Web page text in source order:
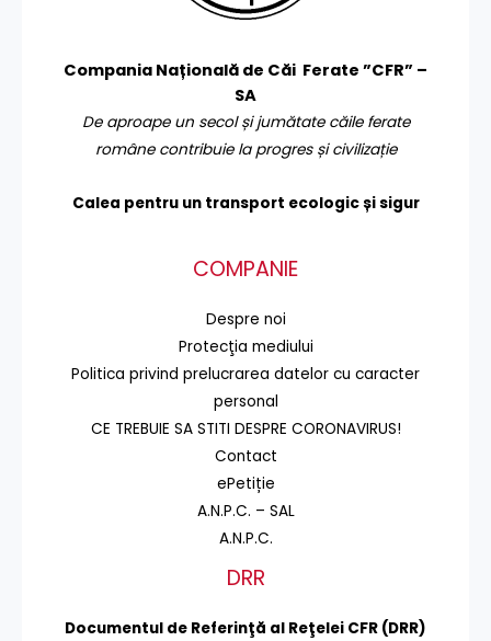
Compania Națională de Căi Ferate ”CFR” –
SA
De aproape un secol și jumătate căile ferate
române contribuie la progres și civilizație
Calea pentru un transport ecologic și sigur
COMPANIE
Despre noi
Protecţia mediului
Politica privind prelucrarea datelor cu caracter
personal
CE TREBUIE SA STITI DESPRE CORONAVIRUS!
Contact
ePetiție
A.N.P.C. – SAL
A.N.P.C.
DRR
Documentul de Referinţă al Reţelei CFR (DRR)